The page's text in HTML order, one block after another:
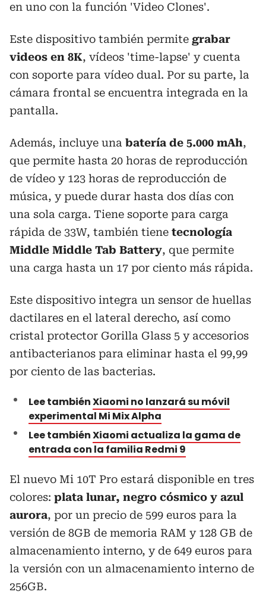
en uno con la función 'Video Clones'.
Este dispositivo también permite grabar
videos en 8K, vídeos 'time-lapse' y cuenta
con soporte para vídeo dual. Por su parte, la
cámara frontal se encuentra integrada en la
pantalla.
Además, incluye una batería de 5.000 mAh,
que permite hasta 20 horas de reproducción
de vídeo y 123 horas de reproducción de
música, y puede durar hasta dos días con
una sola carga. Tiene soporte para carga
rápida de 33W, también tiene tecnología
Middle Middle Tab Battery, que permite
una carga hasta un 17 por ciento más rápida.
Este dispositivo integra un sensor de huellas
dactilares en el lateral derecho, así como
cristal protector Gorilla Glass 5 y accesorios
antibacterianos para eliminar hasta el 99,99
por ciento de las bacterias.
Lee tambiénXiaomi no lanzará su móvil
experimental Mi Mix Alpha
Lee tambiénXiaomi actualiza la gama de
entrada con la familia Redmi 9
El nuevo Mi 10T Pro estará disponible en tres
colores: plata lunar, negro cósmico y azul
aurora, por un precio de 599 euros para la
versión de 8GB de memoria RAM y 128 GB de
almacenamiento interno, y de 649 euros para
la versión con un almacenamiento interno de
256GB.